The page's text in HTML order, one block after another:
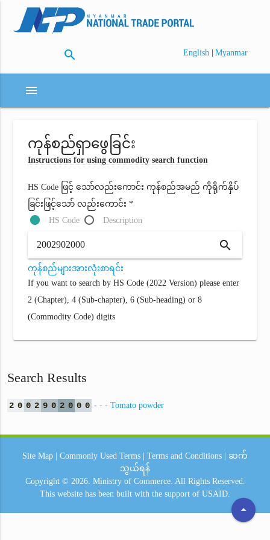
search English | Myanmar
menu
ကုန်စည်ရှာဖွေခြင်း
Instructions for using commodity search function
HS Code ဖြင့် သော်လည်းကောင်း ကုန်စည်အမည် ကိုရိုက်နှိပ်
ခြင်းဖြင့်သော် လည်းကောင်း *
HS Code
Description
search
ကုန်စည်များအားလုံးစာရင်း
If you want to search by HS Code (2022 Version) please enter
2 (Chapter), 4 (Sub-chapter), 6 (Sub-heading) or 8
(Commodity Code) digits
Search Results
2 0 0 2 9 0 2 0 0 0 - - - Tomato powder
arrow_drop_up
Site Map Commonly Used Terms Terms and Conditions
ဆက်
သွယ်ရန်
Copyright © 2026. Ministry of Commerce. All Rights Reserved.
This website has been built with the support of USAID.